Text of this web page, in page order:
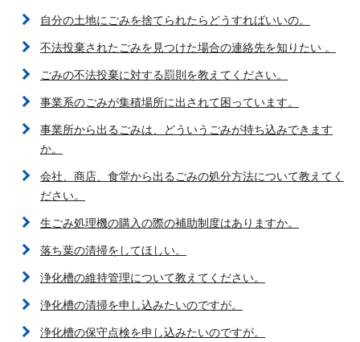
自分の土地にごみを捨てられたらどうすればいいの。
不法投棄されたごみを見つけた場合の連絡先を知りたい 。
ごみの不法投棄に対する罰則を教えてください。
事業系のごみが集積場所に出されて困っています。
事業所から出るごみは、どういうごみが持ち込みできます
か。
会社、商店、食堂から出るごみの処分方法について教えてく
ださい。
生ごみ処理機の購入の際の補助制度はありますか。
落ち葉の清掃をしてほしい。
浄化槽の維持管理について教えてください。
浄化槽の清掃を申し込みたいのですが。
浄化槽の保守点検を申し込みたいのですが。